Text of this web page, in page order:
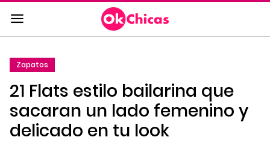
Saltar
al
contenido
a
la
navegación
principal
Zapatos
21 Flats estilo bailarina que
sacaran un lado femenino y
delicado en tu look